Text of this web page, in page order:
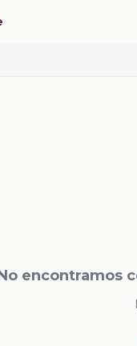
encontramos